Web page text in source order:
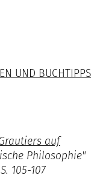
UND BUCHTIPPS
auf
Philosophie"
105-107